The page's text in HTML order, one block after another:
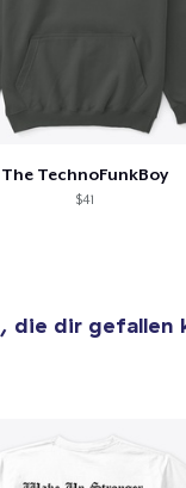
The TechnoFunkBoy
$41
, die dir gefallen